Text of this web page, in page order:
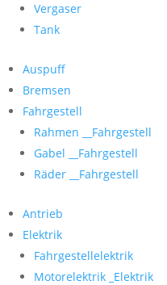
Vergaser
Tank
Auspuff
Bremsen
Fahrgestell
Rahmen __Fahrgestell
Gabel __Fahrgestell
Räder __Fahrgestell
Antrieb
Elektrik
Fahrgestellelektrik
Motorelektrik _Elektrik